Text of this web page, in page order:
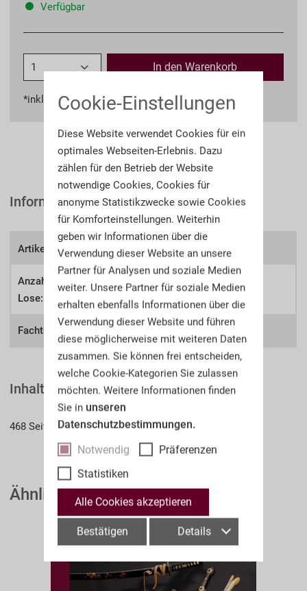
Verfügbar
In den Warenkorb
*inkl. MwSt.zzgl. Versandkosten
Informationen
Artikel-Nr.: A106aw
Anzahl der
Lose:
582
Fachthema: Alte Waffen
Inhaltsverzeichnis
468 Seiten
Ähnliche Auktionskataloge
Cookie-Einstellungen
Diese Website verwendet Cookies für ein
optimales Webseiten-Erlebnis. Dazu
zählen für den Betrieb der Website
notwendige Cookies, Cookies für
anonyme Statistikzwecke sowie Cookies
für Komforteinstellungen. Weiterhin
geben wir Informationen über die
Verwendung dieser Website an unsere
Partner für Analysen und soziale Medien
weiter. Unsere Partner für soziale Medien
erhalten ebenfalls Informationen über die
Verwendung dieser Website und führen
diese möglicherweise mit weiteren Daten
zusammen. Sie können frei entscheiden,
welche Cookie-Kategorien Sie zulassen
möchten. Weitere Informationen finden
Sie in unseren
Datenschutzbestimmungen.
Notwendig
Präferenzen
Statistiken
Alle Cookies akzeptieren
Bestätigen Details